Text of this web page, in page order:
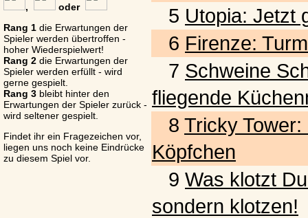
,
oder
Rang 1 die Erwartungen der
Spieler werden übertroffen -
hoher Wiederspielwert!
Rang 2 die Erwartungen der
Spieler werden erfüllt - wird
gerne gespielt.
Rang 3 bleibt hinter den
Erwartungen der Spieler zurück -
wird seltener gespielt.
Findet ihr ein Fragezeichen vor,
liegen uns noch keine Eindrücke
zu diesem Spiel vor.
5 Utopia: Jetzt
6 Firenze:
7 Schweine
fliegende
8 Tricky
Köpfchen
9 Was klotzt
sondern klotzen!